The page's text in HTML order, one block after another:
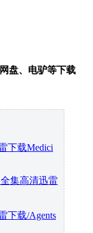
盘、电驴等下载
下载Medici
集高清迅雷
下载/Agents